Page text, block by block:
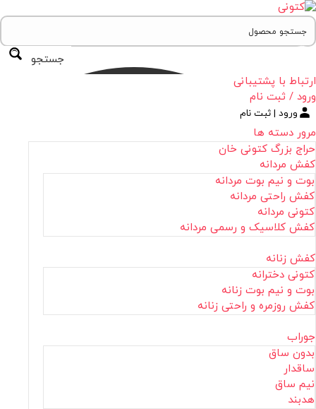
جستجو
ارتباط با پشتیبانی
ورود / ثبت نام
ورود | ثبت نام
مرور دسته ها
حراج بزرگ کتونی خان
کفش مردانه
بوت و نیم بوت مردانه
کفش راحتی مردانه
کتونی مردانه
کفش کلاسیک و رسمی مردانه
کفش زنانه
کتونی دخترانه
بوت و نیم بوت زنانه
کفش روزمره و راحتی زنانه
جوراب
بدون ساق
ساقدار
نیم ساق
هدبند